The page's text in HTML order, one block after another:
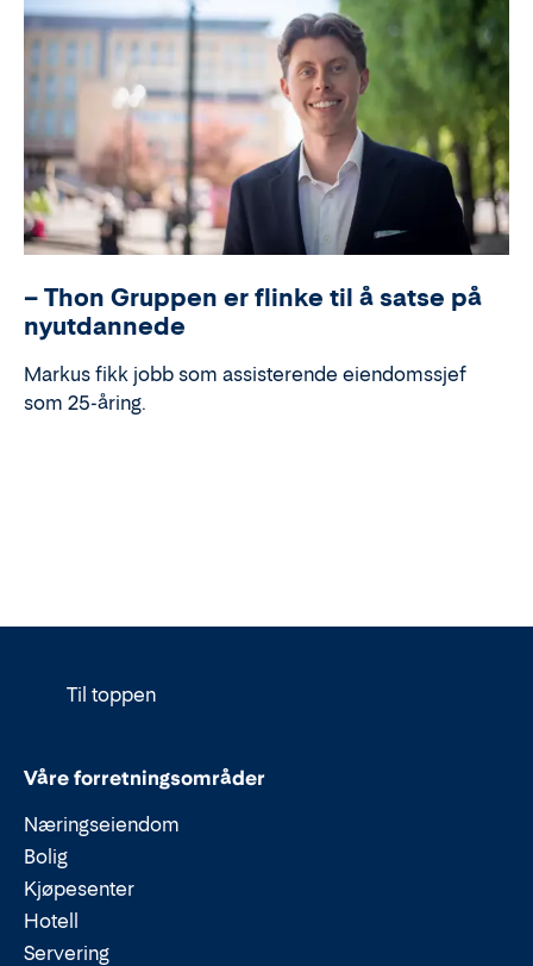
– Thon Gruppen er flinke til å satse på
nyutdannede
Markus fikk jobb som assisterende eiendomssjef
som 25-åring.
Til toppen
Våre forretningsområder
Næringseiendom
Bolig
Kjøpesenter
Hotell
Servering